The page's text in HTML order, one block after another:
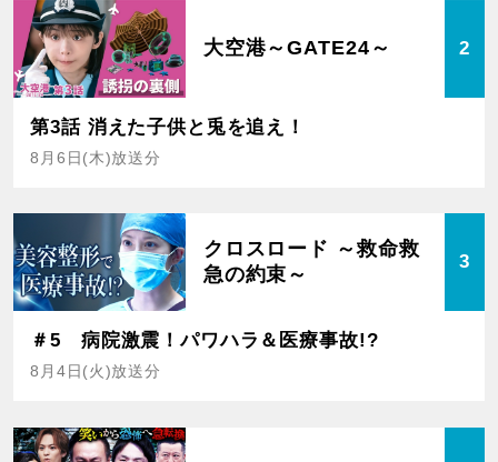
大空港～GATE24～ 2
第3話 消えた子供と兎を追え！
8月6日(木)放送分
クロスロード ～救命救
急の約束～
3
＃5 病院激震！パワハラ＆医療事故!?
8月4日(火)放送分